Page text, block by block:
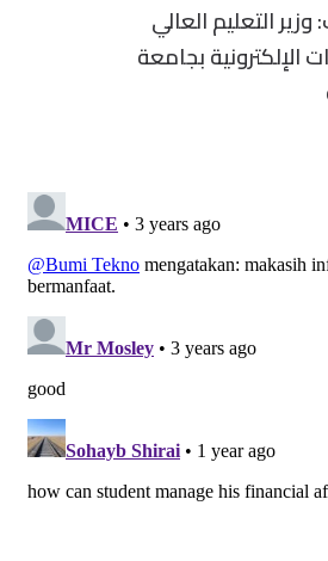
التعليم العالي
الإلكترونية بجامعة